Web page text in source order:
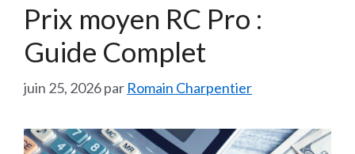
Prix moyen RC Pro :
Guide Complet
juin 25, 2026par Romain Charpentier